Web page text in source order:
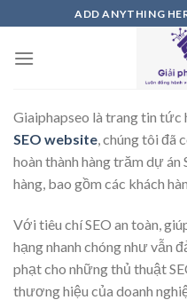
content
ADD ANYTHING
Giaiphapseo là trang tin tức
SEO website, chúng tôi đã
hoàn thành hàng trăm dự án
hàng, bao gồm các khách
Với tiêu chí SEO an toàn,
hạng nhanh chóng như vẫn
phạt cho những thủ thuật
thương hiệu của doanh